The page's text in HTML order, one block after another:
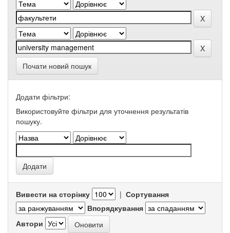
Почати новий пошук
Додати фільтри:
Використовуйте фільтри для уточнення результатів
пошуку.
Вивести на сторінку | Сортування
Впорядкування
Автори